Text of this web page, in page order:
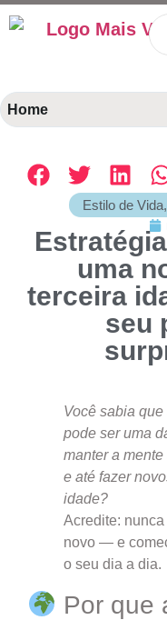
Home
Estilo de Vida,
uma
terceira
seu
Você sabia
pode ser uma
manter a
e até fazer
idade?
Acredite:
novo — e
o seu dia a dia.
Por que